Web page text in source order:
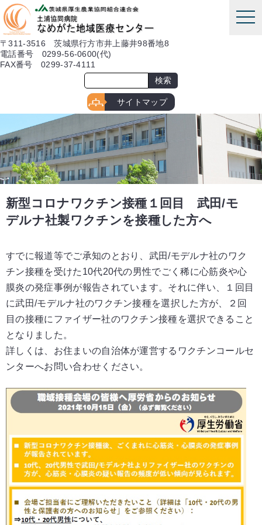
本文へ
〒311-3516 茨城県行方市井上藤井98番地8
電話番号 0299-56-0600(代)
FAX番号 0299-37-4111
サイトマップ
新型コロナワクチン接種１回目 武田/モ
デルナ社製ワクチンを接種した方へ
すでに報道等でご承知のとおり、武田/モデルナ社のワク
チン接種を受けた10代20代の男性でごく稀に心筋炎や心
膜炎の発症事例が報告されています。それに伴い、１回目
に武田/モデルナ社のワクチン接種を選択した方が、２回
目の接種にファイザー社のワクチン接種を選択できること
となりました。
詳しくは、お住まいの自治体が運営するワクチンコールセ
ンターへお問い合わせください。